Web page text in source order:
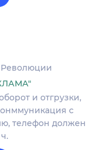
и отгрузки,
с
телефон должен